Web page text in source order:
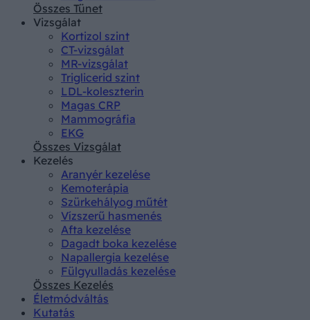
Összes Tünet
Vizsgálat
Kortizol szint
CT-vizsgálat
MR-vizsgálat
Triglicerid szint
LDL-koleszterin
Magas CRP
Mammográfia
EKG
Összes Vizsgálat
Kezelés
Aranyér kezelése
Kemoterápia
Szürkehályog műtét
Vízszerű hasmenés
Afta kezelése
Dagadt boka kezelése
Napallergia kezelése
Fülgyulladás kezelése
Összes Kezelés
Életmódváltás
Kutatás